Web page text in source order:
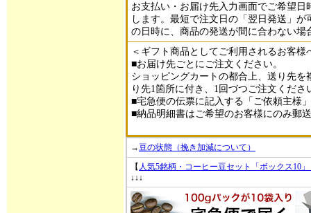
お支払い・お届け先入力画面でご希望
します。最短で注文日の「翌日発送」
の日時に、商品の発送が間に合わない
＜ギフト商品としてご利用されるお客様
■お届け先ごとにご注文ください。
ショッピングカートの都合上、送り先
り先1箇所に付き、1回づつご注文くださ
■宅急便の伝票に記入する「ご依頼主様
■納品明細書はご希望のお客様にのみ郵
→豆の状態（挽き加減について）
【 人気5銘柄・コーヒー豆セット「ボックス10
↓↓↓